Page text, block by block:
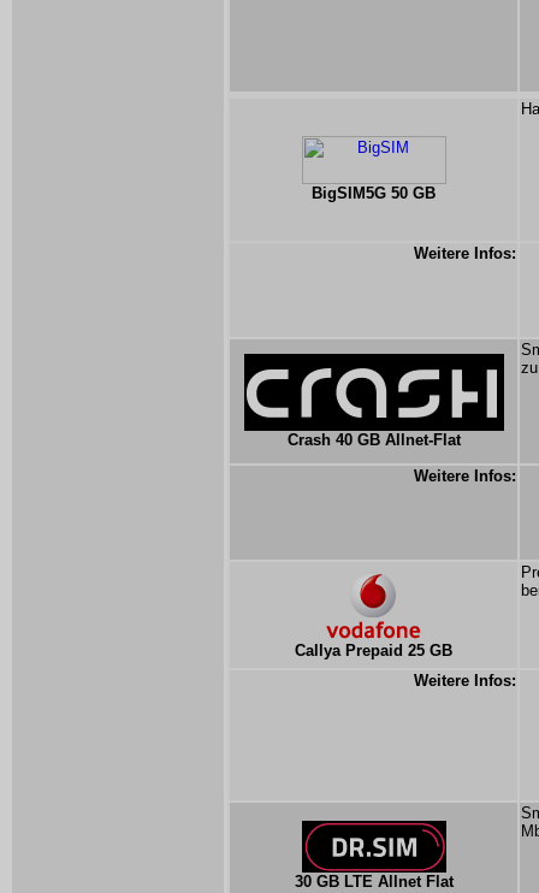
BigSIM5G 50 GB
Weitere Infos:
Crash 40 GB Allnet-Flat
Weitere Infos:
Callya Prepaid 25 GB
Weitere Infos:
30 GB LTE Allnet Flat